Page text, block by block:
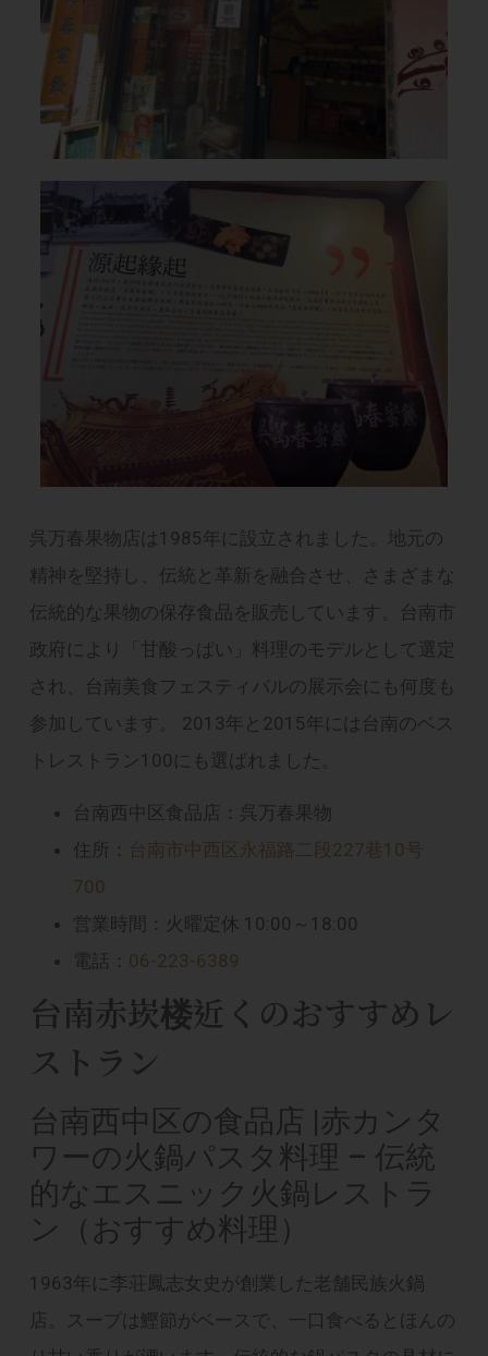
呉万春果物店は1985年に設立されました。地元の
精神を堅持し、伝統と革新を融合させ、さまざまな
伝統的な果物の保存食品を販売しています。台南市
政府により「甘酸っぱい」料理のモデルとして選定
され、台南美食フェスティバルの展示会にも何度も
参加しています。 2013年と2015年には台南のベス
トレストラン100にも選ばれました。
台南西中区食品店：呉万春果物
住所： 台南市中西区永福路二段227巷10号
700
営業時間：火曜定休 10:00～18:00
電話： 06-223-6389
台南赤崁楼近くのおすすめレ
ストラン
台南西中区の食品店 |赤カンタ
ワーの火鍋パスタ料理 – 伝統
的なエスニック火鍋レストラ
ン（おすすめ料理）
1963年に李荘鳳志女史が創業した老舗民族火鍋
店。スープは鰹節がベースで、一口食べるとほんの